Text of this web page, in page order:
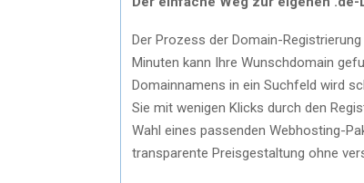
Der Prozess der Domain-
Minuten kann Ihre Wunschdomain
Domainnamens in ein Suchfeld wird
Sie mit wenigen Klicks durch den
Wahl eines passenden Webhosting-
transparente Preisgestaltung ohne